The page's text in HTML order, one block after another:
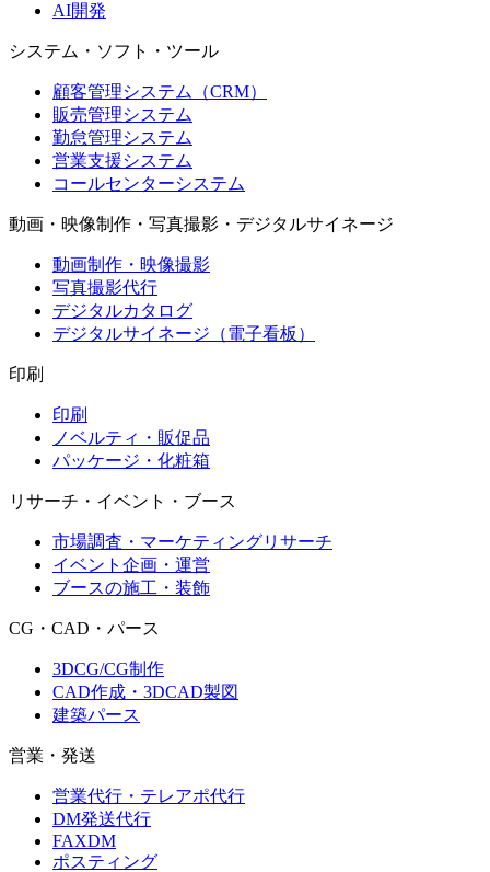
AI開発
システム・ソフト・ツール
顧客管理システム（CRM）
販売管理システム
勤怠管理システム
営業支援システム
コールセンターシステム
動画・映像制作・写真撮影・デジタルサイネージ
動画制作・映像撮影
写真撮影代行
デジタルカタログ
デジタルサイネージ（電子看板）
印刷
印刷
ノベルティ・販促品
パッケージ・化粧箱
リサーチ・イベント・ブース
市場調査・マーケティングリサーチ
イベント企画・運営
ブースの施工・装飾
CG・CAD・パース
3DCG/CG制作
CAD作成・3DCAD製図
建築パース
営業・発送
営業代行・テレアポ代行
DM発送代行
FAXDM
ポスティング